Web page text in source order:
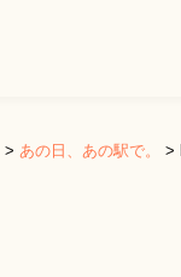
> あの日、あの駅で。 >